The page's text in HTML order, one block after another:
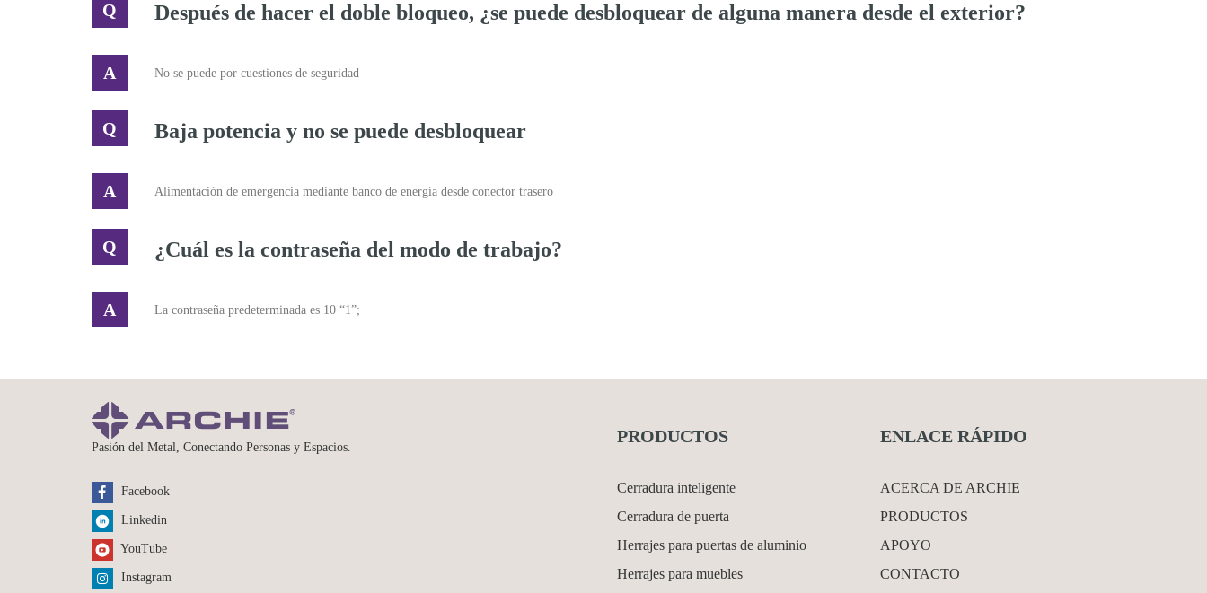
Después de hacer el doble bloqueo, ¿se puede desbloquear de alguna manera desde el exterior?
No se puede por cuestiones de seguridad
Baja potencia y no se puede desbloquear
Alimentación de emergencia mediante banco de energía desde conector trasero
¿Cuál es la contraseña del modo de trabajo?
La contraseña predeterminada es 10 “1”;
Pasión del Metal, Conectando Personas y Espacios.
Facebook
Linkedin
YouTube
Instagram
PRODUCTOS
Cerradura inteligente
Cerradura de puerta
Herrajes para puertas de aluminio
Herrajes para muebles
ENLACE RÁPIDO
ACERCA DE ARCHIE
PRODUCTOS
APOYO
CONTACTO